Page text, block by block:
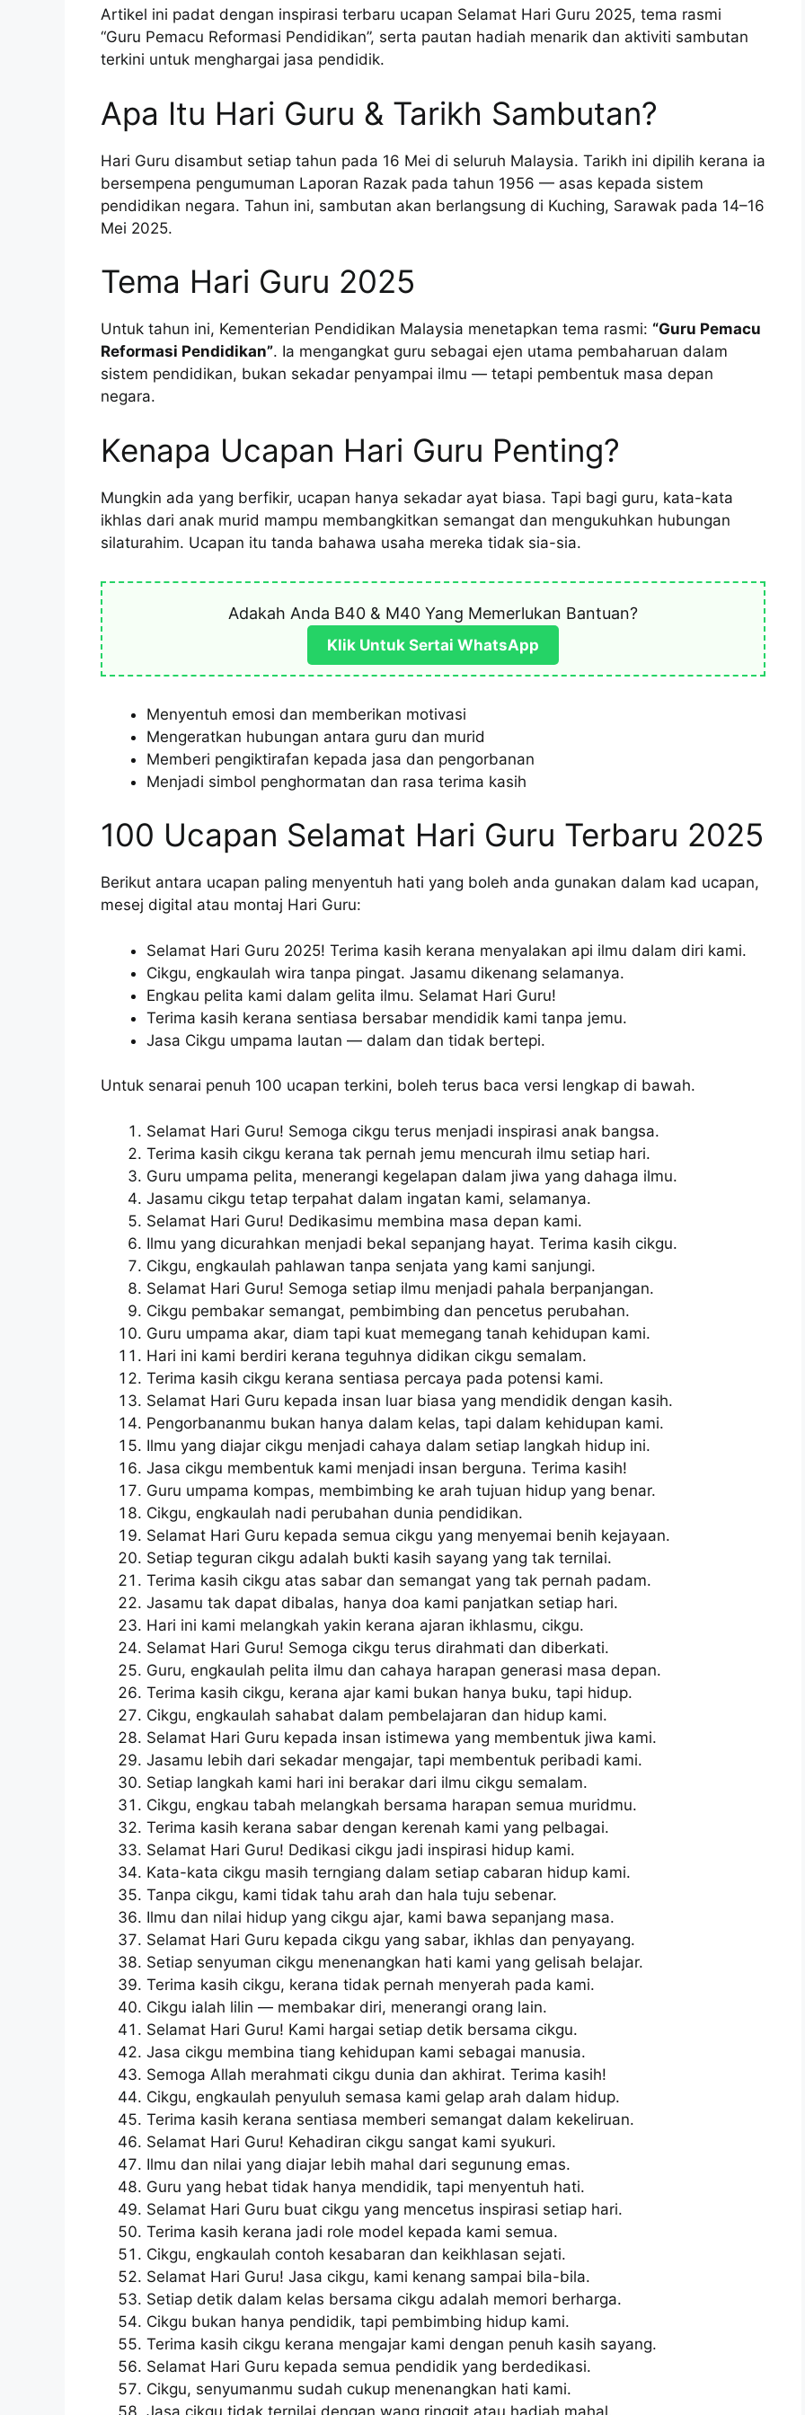
Artikel ini padat dengan inspirasi terbaru ucapan Selamat Hari Guru 2025, tema rasmi
“Guru Pemacu Reformasi Pendidikan”, serta pautan hadiah menarik dan aktiviti sambutan
terkini untuk menghargai jasa pendidik.
Apa Itu Hari Guru & Tarikh Sambutan?
Hari Guru disambut setiap tahun pada 16 Mei di seluruh Malaysia. Tarikh ini dipilih kerana ia
bersempena pengumuman Laporan Razak pada tahun 1956 — asas kepada sistem
pendidikan negara. Tahun ini, sambutan akan berlangsung di Kuching, Sarawak pada 14–16
Mei 2025.
Tema Hari Guru 2025
Untuk tahun ini, Kementerian Pendidikan Malaysia menetapkan tema rasmi: “Guru Pemacu
Reformasi Pendidikan”. Ia mengangkat guru sebagai ejen utama pembaharuan dalam
sistem pendidikan, bukan sekadar penyampai ilmu — tetapi pembentuk masa depan
negara.
Kenapa Ucapan Hari Guru Penting?
Mungkin ada yang berfikir, ucapan hanya sekadar ayat biasa. Tapi bagi guru, kata-kata
ikhlas dari anak murid mampu membangkitkan semangat dan mengukuhkan hubungan
silaturahim. Ucapan itu tanda bahawa usaha mereka tidak sia-sia.
Adakah Anda B40 & M40 Yang Memerlukan Bantuan?
Klik Untuk Sertai WhatsApp
Menyentuh emosi dan memberikan motivasi
Mengeratkan hubungan antara guru dan murid
Memberi pengiktirafan kepada jasa dan pengorbanan
Menjadi simbol penghormatan dan rasa terima kasih
100 Ucapan Selamat Hari Guru Terbaru 2025
Berikut antara ucapan paling menyentuh hati yang boleh anda gunakan dalam kad ucapan,
mesej digital atau montaj Hari Guru:
Selamat Hari Guru 2025! Terima kasih kerana menyalakan api ilmu dalam diri kami.
Cikgu, engkaulah wira tanpa pingat. Jasamu dikenang selamanya.
Engkau pelita kami dalam gelita ilmu. Selamat Hari Guru!
Terima kasih kerana sentiasa bersabar mendidik kami tanpa jemu.
Jasa Cikgu umpama lautan — dalam dan tidak bertepi.
Untuk senarai penuh 100 ucapan terkini, boleh terus baca versi lengkap di bawah.
Selamat Hari Guru! Semoga cikgu terus menjadi inspirasi anak bangsa.
Terima kasih cikgu kerana tak pernah jemu mencurah ilmu setiap hari.
Guru umpama pelita, menerangi kegelapan dalam jiwa yang dahaga ilmu.
Jasamu cikgu tetap terpahat dalam ingatan kami, selamanya.
Selamat Hari Guru! Dedikasimu membina masa depan kami.
Ilmu yang dicurahkan menjadi bekal sepanjang hayat. Terima kasih cikgu.
Cikgu, engkaulah pahlawan tanpa senjata yang kami sanjungi.
Selamat Hari Guru! Semoga setiap ilmu menjadi pahala berpanjangan.
Cikgu pembakar semangat, pembimbing dan pencetus perubahan.
Guru umpama akar, diam tapi kuat memegang tanah kehidupan kami.
Hari ini kami berdiri kerana teguhnya didikan cikgu semalam.
Terima kasih cikgu kerana sentiasa percaya pada potensi kami.
Selamat Hari Guru kepada insan luar biasa yang mendidik dengan kasih.
Pengorbananmu bukan hanya dalam kelas, tapi dalam kehidupan kami.
Ilmu yang diajar cikgu menjadi cahaya dalam setiap langkah hidup ini.
Jasa cikgu membentuk kami menjadi insan berguna. Terima kasih!
Guru umpama kompas, membimbing ke arah tujuan hidup yang benar.
Cikgu, engkaulah nadi perubahan dunia pendidikan.
Selamat Hari Guru kepada semua cikgu yang menyemai benih kejayaan.
Setiap teguran cikgu adalah bukti kasih sayang yang tak ternilai.
Terima kasih cikgu atas sabar dan semangat yang tak pernah padam.
Jasamu tak dapat dibalas, hanya doa kami panjatkan setiap hari.
Hari ini kami melangkah yakin kerana ajaran ikhlasmu, cikgu.
Selamat Hari Guru! Semoga cikgu terus dirahmati dan diberkati.
Guru, engkaulah pelita ilmu dan cahaya harapan generasi masa depan.
Terima kasih cikgu, kerana ajar kami bukan hanya buku, tapi hidup.
Cikgu, engkaulah sahabat dalam pembelajaran dan hidup kami.
Selamat Hari Guru kepada insan istimewa yang membentuk jiwa kami.
Jasamu lebih dari sekadar mengajar, tapi membentuk peribadi kami.
Setiap langkah kami hari ini berakar dari ilmu cikgu semalam.
Cikgu, engkau tabah melangkah bersama harapan semua muridmu.
Terima kasih kerana sabar dengan kerenah kami yang pelbagai.
Selamat Hari Guru! Dedikasi cikgu jadi inspirasi hidup kami.
Kata-kata cikgu masih terngiang dalam setiap cabaran hidup kami.
Tanpa cikgu, kami tidak tahu arah dan hala tuju sebenar.
Ilmu dan nilai hidup yang cikgu ajar, kami bawa sepanjang masa.
Selamat Hari Guru kepada cikgu yang sabar, ikhlas dan penyayang.
Setiap senyuman cikgu menenangkan hati kami yang gelisah belajar.
Terima kasih cikgu, kerana tidak pernah menyerah pada kami.
Cikgu ialah lilin — membakar diri, menerangi orang lain.
Selamat Hari Guru! Kami hargai setiap detik bersama cikgu.
Jasa cikgu membina tiang kehidupan kami sebagai manusia.
Semoga Allah merahmati cikgu dunia dan akhirat. Terima kasih!
Cikgu, engkaulah penyuluh semasa kami gelap arah dalam hidup.
Terima kasih kerana sentiasa memberi semangat dalam kekeliruan.
Selamat Hari Guru! Kehadiran cikgu sangat kami syukuri.
Ilmu dan nilai yang diajar lebih mahal dari segunung emas.
Guru yang hebat tidak hanya mendidik, tapi menyentuh hati.
Selamat Hari Guru buat cikgu yang mencetus inspirasi setiap hari.
Terima kasih kerana jadi role model kepada kami semua.
Cikgu, engkaulah contoh kesabaran dan keikhlasan sejati.
Selamat Hari Guru! Jasa cikgu, kami kenang sampai bila-bila.
Setiap detik dalam kelas bersama cikgu adalah memori berharga.
Cikgu bukan hanya pendidik, tapi pembimbing hidup kami.
Terima kasih cikgu kerana mengajar kami dengan penuh kasih sayang.
Selamat Hari Guru kepada semua pendidik yang berdedikasi.
Cikgu, senyumanmu sudah cukup menenangkan hati kami.
Jasa cikgu tidak ternilai dengan wang ringgit atau hadiah mahal.